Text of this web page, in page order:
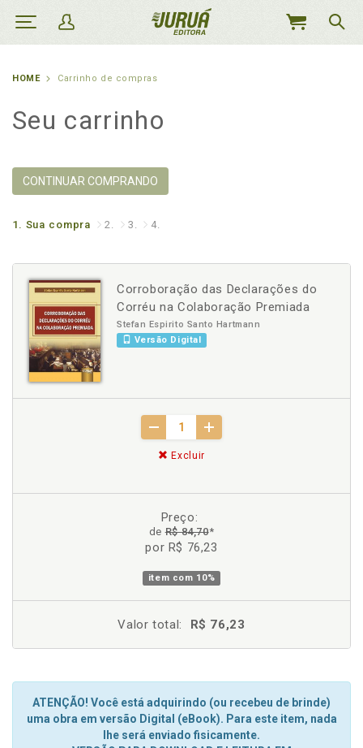
MEU
HOME Carrinho de compras
Seu carrinho
CONTINUAR COMPRANDO
1. Sua compra 2. 3. 4.
Corroboração das Declarações do
Corréu na Colaboração Premiada
Stefan Espirito Santo Hartmann
Versão Digital
Excluir
Preço:
deR$ 84,70*
por R$ 76,23
item com 10%
Valor total: R$ 76,23
ATENÇÃO! Você está adquirindo (ou recebeu de brinde)
uma obra em versão Digital (eBook). Para este item, nada
lhe será enviado fisicamente.